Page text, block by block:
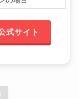
式サイト